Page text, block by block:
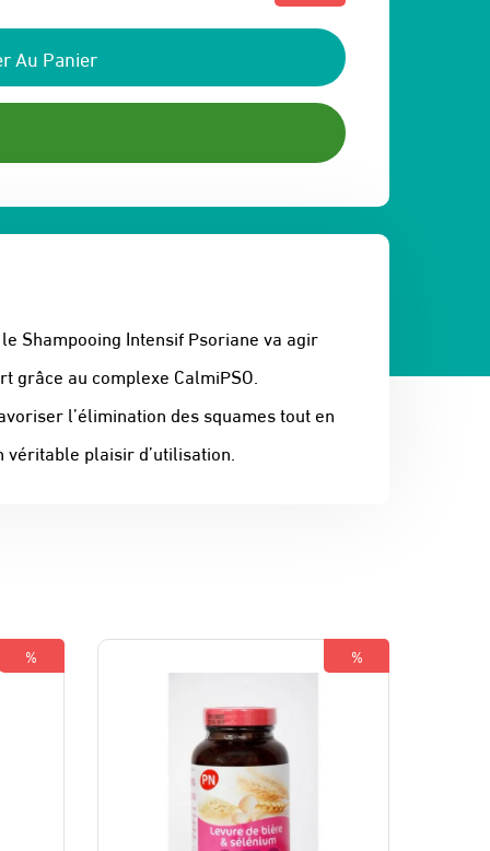
Au Panier
Shampooing Intensif Psoriane va agir
grâce au complexe CalmiPSO.
l’élimination des squames tout en
véritable plaisir d’utilisation.
% %